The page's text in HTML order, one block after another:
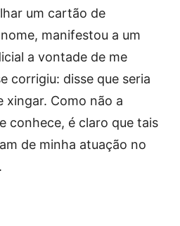
um cartão de
manifestou a um
a vontade de me
corrigiu: disse que seria
xingar. Como não a
conhece, é claro que tais
de minha atuação no